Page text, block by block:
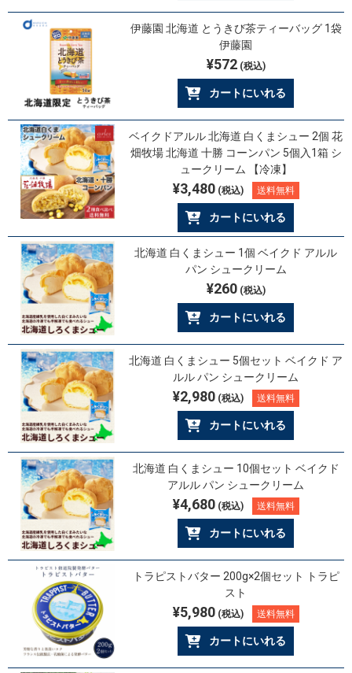
伊藤園 北海道 とうきび茶ティーバッグ 1袋
伊藤園
¥572(税込)
カートにいれる
ベイクドアルル 北海道 白くまシュー 2個 花
畑牧場 北海道 十勝 コーンパン 5個入1箱 シ
ュークリーム 【冷凍】
¥3,480(税込) 送料無料
カートにいれる
北海道 白くまシュー 1個 ベイクド アルル
パン シュークリーム
¥260(税込)
カートにいれる
北海道 白くまシュー 5個セット ベイクド ア
ルル パン シュークリーム
¥2,980(税込) 送料無料
カートにいれる
北海道 白くまシュー 10個セット ベイクド
アルル パン シュークリーム
¥4,680(税込) 送料無料
カートにいれる
トラピストバター 200g×2個セット トラピ
スト
¥5,980(税込) 送料無料
カートにいれる